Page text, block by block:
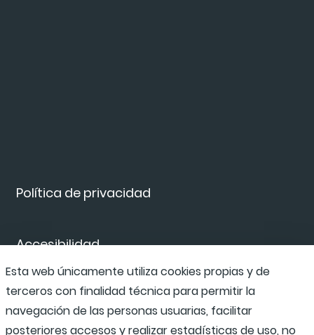
Política de privacidad
Accesibilidad
Canal de denuncias
Esta web únicamente utiliza cookies propias y de
terceros con finalidad técnica para permitir la
navegación de las personas usuarias, facilitar
posteriores accesos y realizar estadísticas de uso, no